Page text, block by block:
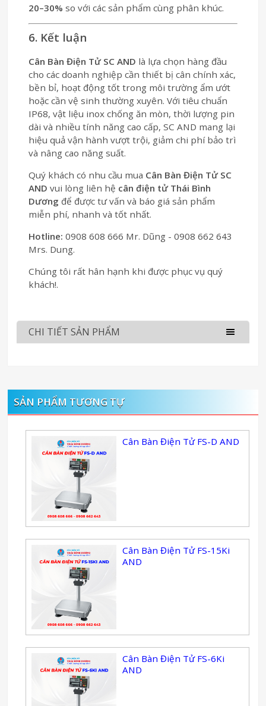
20–30% so với các sản phẩm cùng phân khúc.
6. Kết luận
Cân Bàn Điện Tử SC AND là lựa chọn hàng đầu
cho các doanh nghiệp cần thiết bị cân chính xác,
bền bỉ, hoạt động tốt trong môi trường ẩm ướt
hoặc cần vệ sinh thường xuyên. Với tiêu chuẩn
IP68, vật liệu inox chống ăn mòn, thời lượng pin
dài và nhiều tính năng cao cấp, SC AND mang lại
hiệu quả vận hành vượt trội, giảm chi phí bảo trì
và nâng cao năng suất.
Quý khách có nhu cầu mua Cân Bàn Điện Tử SC
ANDvui lòng liên hệ cân điện tử Thái Bình
Dương để được tư vấn và báo giá sản phẩm
miễn phí, nhanh và tốt nhất.
Hotline: 0908 608 666 Mr. Dũng - 0908 662 643
Mrs. Dung.
Chúng tôi rất hân hạnh khi được phục vụ quý
khách!.
CHI TIẾT SẢN PHẨM
SẢN PHẨM TƯƠNG TỰ
Cân Bàn Điện Tử FS-D AND
Cân Bàn Điện Tử FS-15Ki
AND
Cân Bàn Điện Tử FS-6Ki
AND